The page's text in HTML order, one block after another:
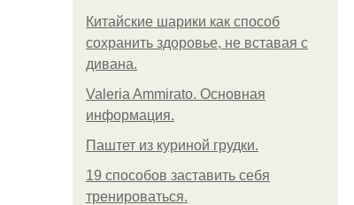
Китайские шарики как способ
сохранить здоровье, не вставая с
дивана.
Valeria Ammirato. Основная
информация.
Паштет из куриной грудки.
19 способов заставить себя
тренироваться.